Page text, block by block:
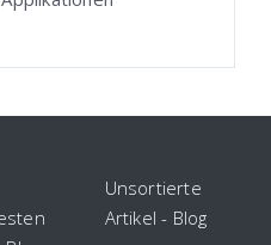
Unsortierte
Artikel - Blog